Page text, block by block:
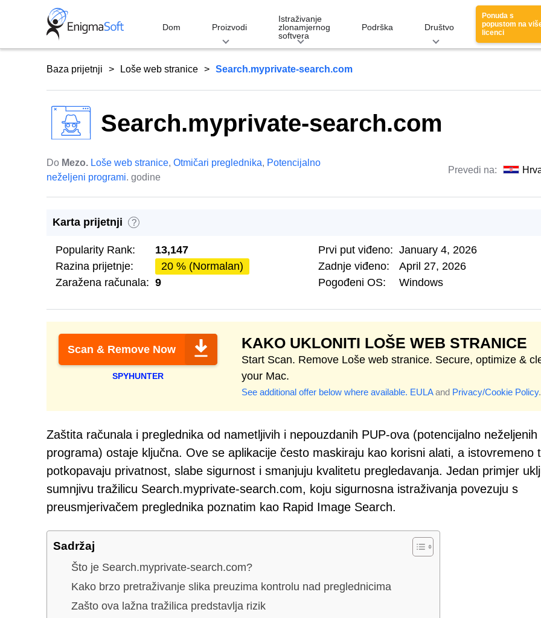
Dom Proizvodi
Istraživanje
zlonamjernog
softvera
Podrška Društvo
Ponuda s
popustom na
licenci
Baza prijetnji Loše web stranice Search.myprivate-search.com
Search.myprivate-search.com
Do Mezo. Loše web stranice, Otmičari preglednika, Potencijalno
neželjeni programi. godine
Prevedi na:
Karta prijetnji ?
Popularity Rank:
13,147
Razina prijetnje:
20 % (Normalan)
Zaražena računala: 9
Prvi put viđeno: January 4, 2026
Zadnje viđeno:
April 27, 2026
Pogođeni OS:
Windows
Scan & Remove Now
SPYHUNTER
KAKO UKLONITI LOŠE WEB STRANICE
Start Scan. Remove Loše web stranice. Secure, optimize &
your Mac.
See additional offer below where available. EULAand Privacy/Cookie Policy.
Zaštita računala i preglednika od nametljivih i nepouzdanih PUP-ova (potencijalno neželjenih
programa) ostaje ključna. Ove se aplikacije često maskiraju kao korisni alati, a istovremeno
potkopavaju privatnost, slabe sigurnost i smanjuju kvalitetu pregledavanja. Jedan primjer
sumnjivu tražilicu Search.myprivate-search.com, koju sigurnosna istraživanja povezuju s
preusmjerivačem preglednika poznatim kao Rapid Image Search.
Sadržaj
Što je Search.myprivate-search.com?
Kako brzo pretraživanje slika preuzima kontrolu nad preglednicima
Zašto ova lažna tražilica predstavlja rizik